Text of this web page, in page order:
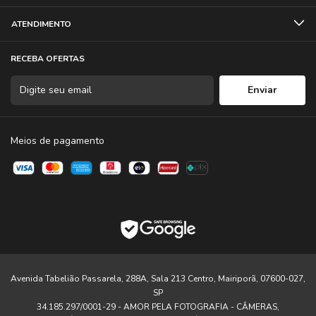
ATENDIMENTO
RECEBA OFERTAS
Meios de pagamento
Avenida Tabelião Passarela, 288A, Sala 213 Centro, Mairiporã, 07600-027,
SP
34.185.297/0001-29 - AMOR PELA FOTOGRAFIA - CÂMERAS,